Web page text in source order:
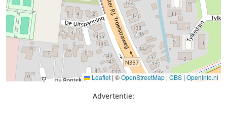
Leaflet | ©OpenStreetMap | CBS|OpenInfo.nl
Advertentie: